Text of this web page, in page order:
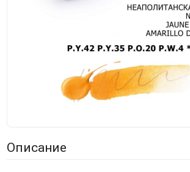
Описание